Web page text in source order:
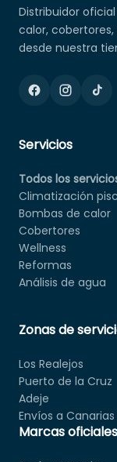
Distribuidor
calor,
desde nuestra
Servicios
Todos los
Climatización
Bombas de calor
Cobertores
Wellness
Reformas
Análisis de agua
Zonas de
Los Realejos
Puerto de la Cruz
Adeje
Envíos a Canarias
Marcas oficiales